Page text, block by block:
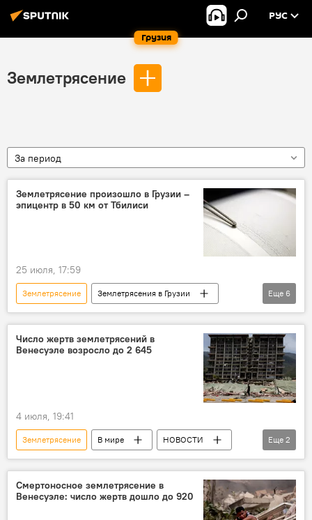
Грузия
РУС
Землетрясение
За период
Землетрясение произошло в Грузии –
эпицентр в 50 км от Тбилиси
25 июля, 17:59
Землетрясение
Землетрясения в Грузии
Грузия
ПРОИСШЕСТВИЯ
НОВОСТИ
Квемо Картли
Дманиси
Тбилиси
Еще 6
Число жертв землетрясений в
Венесуэле возросло до 2 645
4 июля, 19:41
Землетрясение В мире
НОВОСТИ
ПРОИСШЕСТВИЯ
Венесуэла
Еще 2
Смертоносное землетрясение в
Венесуэле: число жертв дошло до 920